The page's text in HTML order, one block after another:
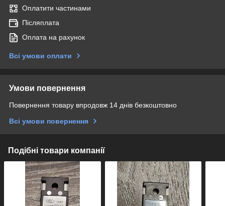
Оплатити частинами
Післяплата
Оплата на рахунок
Всі умови оплати
Умови повернення
Повернення товару впродовж 14 днів безкоштовно
Всі умови повернення
Подібні товари компанії